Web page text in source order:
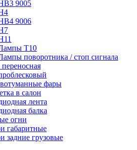
9005
9006
Т10
поворотника / стоп сигнала
фары
в салон
лента
балка
огни
габаритные
задние грузовые